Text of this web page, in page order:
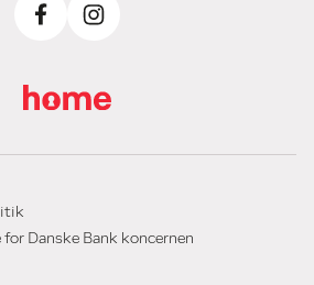
Danske Bank koncernen